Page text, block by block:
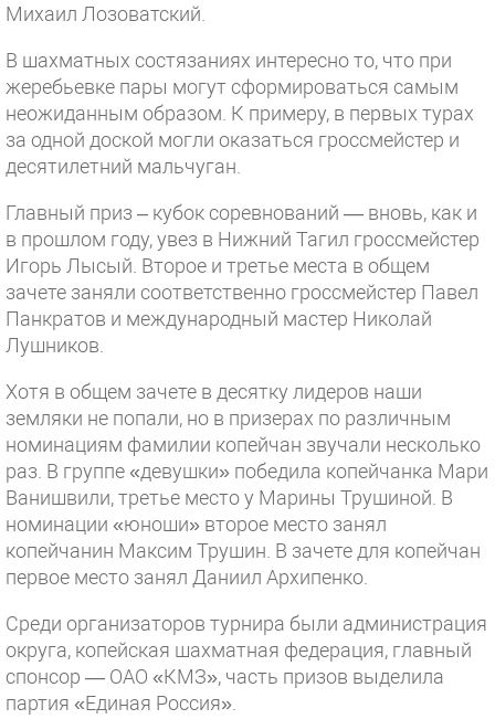
Михаил Лозоватский.
В шахматных состязаниях интересно то, что при
жеребьевке пары могут сформироваться самым
неожиданным образом. К примеру, в первых турах
за одной доской могли оказаться гроссмейстер и
десятилетний мальчуган.
Главный приз – кубок соревнований — вновь, как и
в прошлом году, увез в Нижний Тагил гроссмейстер
Игорь Лысый. Второе и третье места в общем
зачете заняли соответственно гроссмейстер Павел
Панкратов и международный мастер Николай
Лушников.
Хотя в общем зачете в десятку лидеров наши
земляки не попали, но в призерах по различным
номинациям фамилии копейчан звучали несколько
раз. В группе «девушки» победила копейчанка Мари
Ванишвили, третье место у Марины Трушиной. В
номинации «юноши» второе место занял
копейчанин Максим Трушин. В зачете для копейчан
первое место занял Даниил Архипенко.
Среди организаторов турнира были администрация
округа, копейская шахматная федерация, главный
спонсор — ОАО «КМЗ», часть призов выделила
партия «Единая Россия».